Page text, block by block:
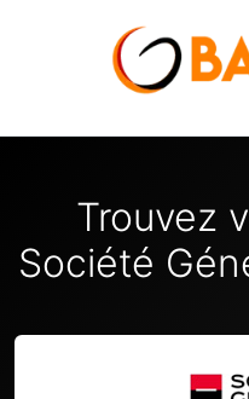
Trouvez
Société